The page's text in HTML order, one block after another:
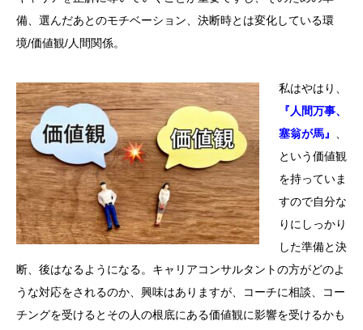
備、選んだあとのモチベーション、決断時とは変化している環
境/価値観/人間関係。
私はやはり、
『人間万事、
塞翁が馬』
という価値観
を持っていま
すので自分な
りにしっかり
した準備と決
断、後はなるようになる。キャリアコンサルタントの方がどのよ
うな対応をされるのか、興味はありますが、コーチに相談、コー
チングを受けるとその人の根底にある価値観に影響を受けるかも